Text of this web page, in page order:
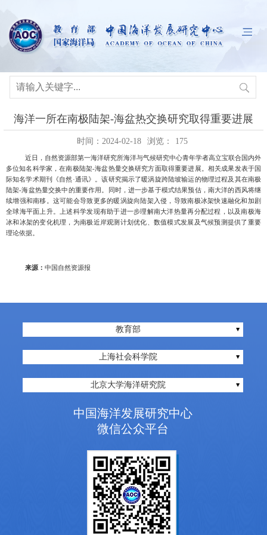
海洋一所在南极陆架-海盆热交换研究取得重要进展
时间：2024-02-18 浏览： 175
近日，自然资源部第一海洋研究所海洋与气候研究中心青年学者高立宝联合国内外
多位知名科学家，在南极陆架-海盆热量交换研究方面取得重要进展。相关成果发表于国
际知名学术期刊《自然·通讯》。该研究揭示了暖涡旋跨陆坡输运的物理过程及其在南极
陆架-海盆热量交换中的重要作用。同时，进一步基于模式结果预估，南大洋的西风将继
续增强和南移。这可能会导致更多的暖涡旋向陆架入侵，导致南极冰架快速融化和加剧
全球海平面上升。上述科学发现有助于进一步理解南大洋热量再分配过程，以及南极海
冰和冰架的变化机理，为南极近岸观测计划优化、数值模式发展及气候预测提供了重要
理论依据。
来源： 中国自然资源报
教育部
上海社会科学院
北京大学海洋研究院
中国海洋发展研究中心
微信公众平台